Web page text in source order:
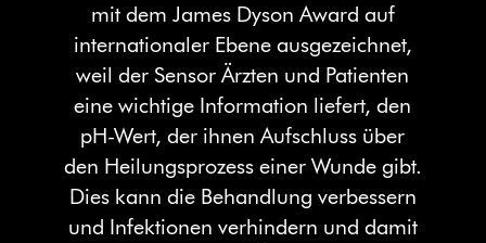
mit dem James Dyson Award auf
internationaler Ebene ausgezeichnet,
weil der Sensor Ärzten und Patienten
eine wichtige Information liefert, den
pH-Wert, der ihnen Aufschluss über
den Heilungsprozess einer Wunde gibt.
Dies kann die Behandlung verbessern
und Infektionen verhindern und damit